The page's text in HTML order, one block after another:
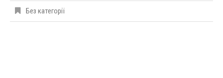
Без категорії